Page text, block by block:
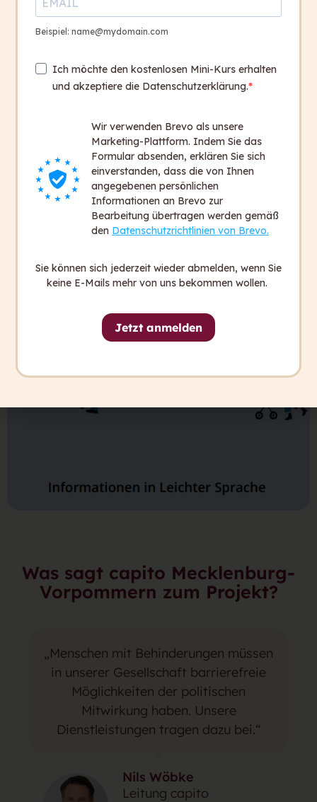
Was sagt capito Mecklenburg-
Vorpommern zum Projekt?
„Menschen mit Behinderungen müssen
in unserer Gesellschaft barrierefreie
Möglichkeiten der politischen
Mitwirkung haben. Unsere
Dienstleistungen tragen dazu bei.“
Nils Wöbke
Leitung capito
Beispiel: name@mydomain.com
Ich möchte den kostenlosen Mini-Kurs erhalten
und akzeptiere die Datenschutzerklärung.
Wir verwenden Brevo als unsere
Marketing-Plattform. Indem Sie das
Formular absenden, erklären Sie sich
einverstanden, dass die von Ihnen
angegebenen persönlichen
Informationen an Brevo zur
Bearbeitung übertragen werden gemäß
den Datenschutzrichtlinien von Brevo.
Sie können sich jederzeit wieder abmelden, wenn Sie
keine E-Mails mehr von uns bekommen wollen.
Jetzt anmelden